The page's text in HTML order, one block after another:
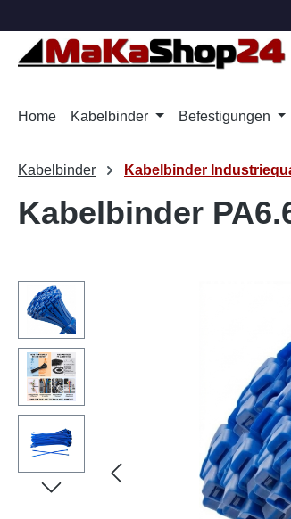
Home Kabelbinder Befestigungen
Kabelbinder Kabelbinder
Kabelbinder
Bildergalerie überspringen